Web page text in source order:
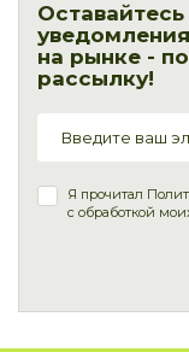
на рынке -
рассылку!
Я прочитал
с обработкой